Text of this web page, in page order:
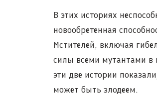
В этих историях
новообретенная
Мстителей, включая
силы всеми мутантами в
эти две истории
может быть злодеем.